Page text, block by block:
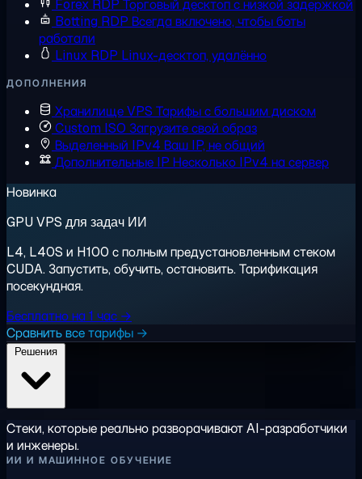
Forex RDP Торговый десктоп с низкой задержкой
Botting RDP Всегда включено, чтобы боты
работали
Linux RDP Linux-десктоп, удалённо
ДОПОЛНЕНИЯ
Хранилище VPS Тарифы с большим диском
Custom ISO Загрузите свой образ
Выделенный IPv4 Ваш IP, не общий
Дополнительные IP Несколько IPv4 на сервер
Новинка
GPU VPS для задач ИИ
L4, L40S и H100 с полным предустановленным стеком
CUDA. Запустить, обучить, остановить. Тарификация
посекундная.
Бесплатно на 1 час →
Сравнить все тарифы →
Стеки, которые реально разворачивают AI-разработчики
и инженеры.
ИИ И МАШИННОЕ ОБУЧЕНИЕ